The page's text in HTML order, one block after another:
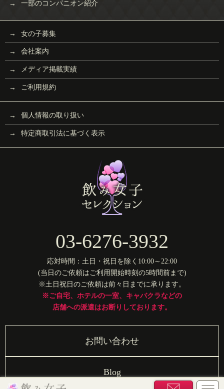
一部のコンパニオン紹介
女の子募集
会社案内
メディア掲載実績
ご利用規約
個人情報の取り扱い
特定商取引法に基づく表示
03-6276-3932
応対時間：土日・祝日を除く10:00～22:00
(当日のご依頼はご利用開始時刻の5時間前まで)
※土日祝日のご依頼は前々日までに承ります。
※ご自宅、ホテルの一室、キャバクラなどの
店舗への派遣はお断りしております。
お問い合わせ
Blog